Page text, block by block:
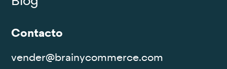
Contacto
vender@brainycommerce.com